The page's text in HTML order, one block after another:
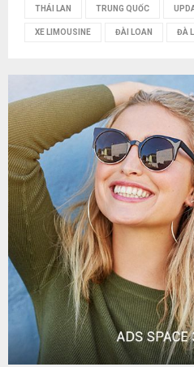
THÁI LAN TRUNG QUỐC
XE LIMOUSINE ĐÀI LOAN ĐÀ